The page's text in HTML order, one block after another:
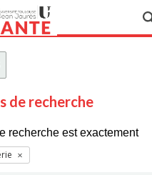
de recherche
recherche est exactement